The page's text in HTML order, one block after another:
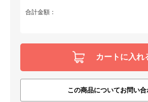
合計金額：
カートに入れ
この商品についてお問い合